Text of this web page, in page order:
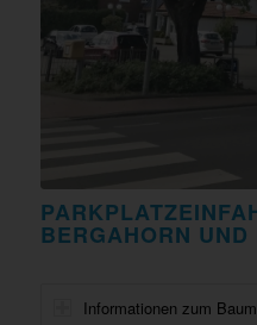
BERGAHORN UND
Informationen zum Baum